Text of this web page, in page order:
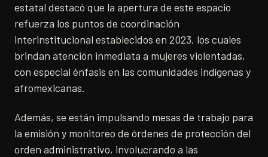
estatal destacó que la apertura de este espacio
refuerza los puntos de coordinación
interinstitucional establecidos en 2023, los cuales
brindan atención inmediata a mujeres violentadas,
con especial énfasis en las comunidades indígenas y
afromexicanas.
Además, se están impulsando mesas de trabajo para
la emisión y monitoreo de órdenes de protección del
orden administrativo, involucrando a las